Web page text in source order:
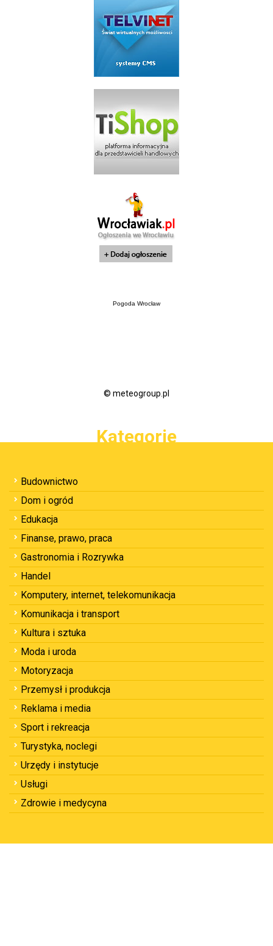
Pogoda Wrocław
© meteogroup.pl
Kategorie
Budownictwo
Dom i ogród
Edukacja
Finanse, prawo, praca
Gastronomia i Rozrywka
Handel
Komputery, internet, telekomunikacja
Komunikacja i transport
Kultura i sztuka
Moda i uroda
Motoryzacja
Przemysł i produkcja
Reklama i media
Sport i rekreacja
Turystyka, noclegi
Urzędy i instytucje
Usługi
Zdrowie i medycyna